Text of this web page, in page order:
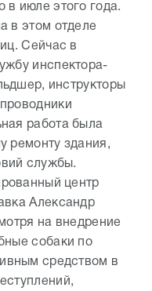
в июле этого года.
в этом отделе
Сейчас в
инспектора-
инструкторы
работа была
ремонту здания,
службы.
центр
Александр
на внедрение
собаки по
средством в